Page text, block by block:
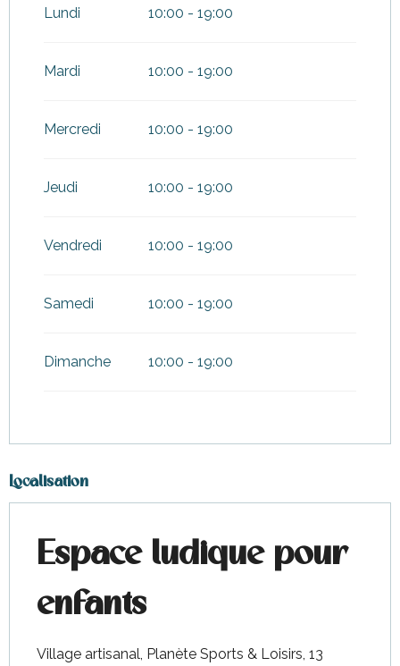
2026
Lundi 10:00 - 19:00
Mardi 10:00 - 19:00
Mercredi 10:00 - 19:00
Jeudi 10:00 - 19:00
Vendredi 10:00 - 19:00
Samedi 10:00 - 19:00
Dimanche 10:00 - 19:00
Localisation
Espace ludique pour
enfants
Village artisanal, Planète Sports & Loisirs, 13